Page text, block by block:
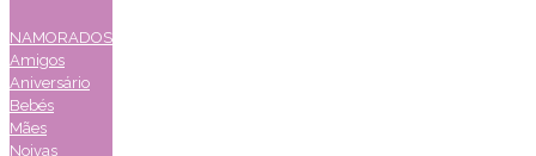
NAMORADOS
Amigos
Aniversário
Bebés
Mães
Noivas